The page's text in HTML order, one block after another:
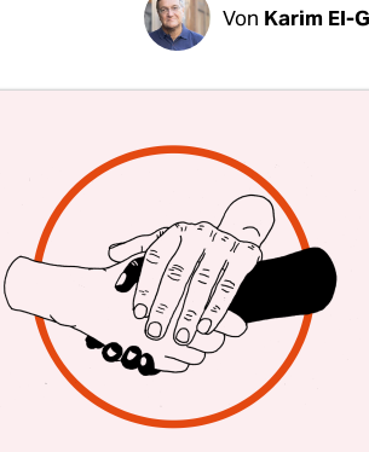
Von Karim El-
| Zu
am Dienstag ein
zwei Schülerinnen
beiden 12jährigen
getragen hatten.
Strafanzeige gegen
Schule in der
„Es begann alles
abschneiden, wenn